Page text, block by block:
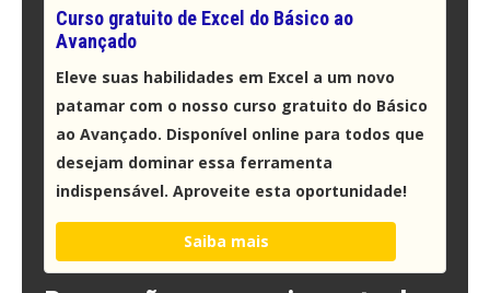
Curso gratuito de Excel do Básico ao
Avançado
Eleve suas habilidades em Excel a um novo
patamar com o nosso curso gratuito do Básico
ao Avançado. Disponível online para todos que
desejam dominar essa ferramenta
indispensável. Aproveite esta oportunidade!
Saiba mais